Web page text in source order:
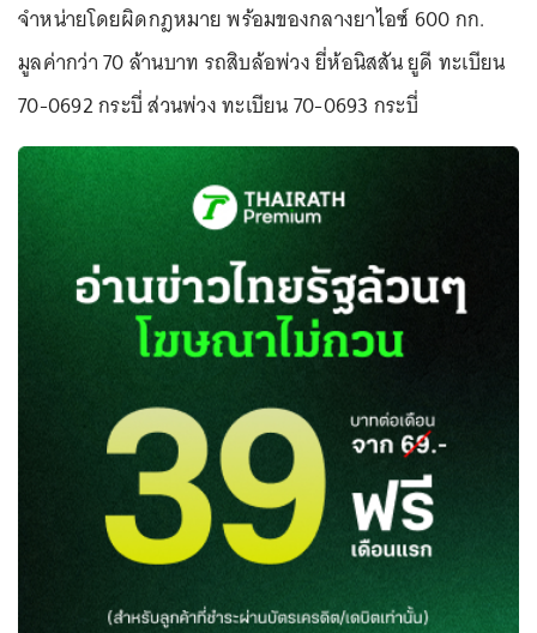
จำหน่ายโดยผิดกฎหมาย พร้อมของกลางยาไอซ์ 600 กก.
มูลค่ากว่า 70 ล้านบาท รถสิบล้อพ่วง ยี่ห้อนิสสัน ยูดี ทะเบียน
70-0692 กระบี่ ส่วนพ่วง ทะเบียน 70-0693 กระบี่